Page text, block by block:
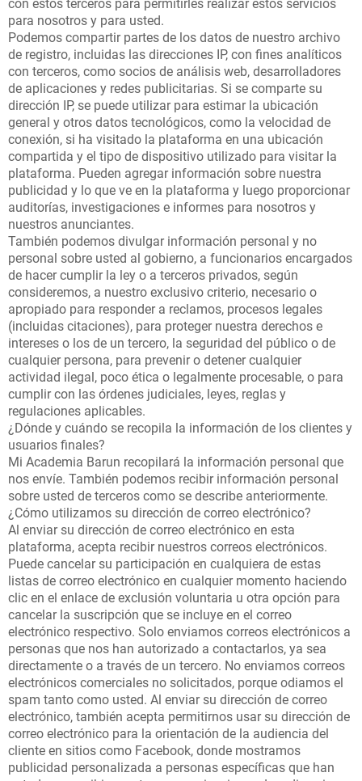
con estos terceros para permitirles realizar estos servicios
para nosotros y para usted.
Podemos compartir partes de los datos de nuestro archivo
de registro, incluidas las direcciones IP, con fines analíticos
con terceros, como socios de análisis web, desarrolladores
de aplicaciones y redes publicitarias. Si se comparte su
dirección IP, se puede utilizar para estimar la ubicación
general y otros datos tecnológicos, como la velocidad de
conexión, si ha visitado la plataforma en una ubicación
compartida y el tipo de dispositivo utilizado para visitar la
plataforma. Pueden agregar información sobre nuestra
publicidad y lo que ve en la plataforma y luego proporcionar
auditorías, investigaciones e informes para nosotros y
nuestros anunciantes.
También podemos divulgar información personal y no
personal sobre usted al gobierno, a funcionarios encargados
de hacer cumplir la ley o a terceros privados, según
consideremos, a nuestro exclusivo criterio, necesario o
apropiado para responder a reclamos, procesos legales
(incluidas citaciones), para proteger nuestra derechos e
intereses o los de un tercero, la seguridad del público o de
cualquier persona, para prevenir o detener cualquier
actividad ilegal, poco ética o legalmente procesable, o para
cumplir con las órdenes judiciales, leyes, reglas y
regulaciones aplicables.
¿Dónde y cuándo se recopila la información de los clientes y
usuarios finales?
Mi Academia Barun recopilará la información personal que
nos envíe. También podemos recibir información personal
sobre usted de terceros como se describe anteriormente.
¿Cómo utilizamos su dirección de correo electrónico?
Al enviar su dirección de correo electrónico en esta
plataforma, acepta recibir nuestros correos electrónicos.
Puede cancelar su participación en cualquiera de estas
listas de correo electrónico en cualquier momento haciendo
clic en el enlace de exclusión voluntaria u otra opción para
cancelar la suscripción que se incluye en el correo
electrónico respectivo. Solo enviamos correos electrónicos a
personas que nos han autorizado a contactarlos, ya sea
directamente o a través de un tercero. No enviamos correos
electrónicos comerciales no solicitados, porque odiamos el
spam tanto como usted. Al enviar su dirección de correo
electrónico, también acepta permitirnos usar su dirección de
correo electrónico para la orientación de la audiencia del
cliente en sitios como Facebook, donde mostramos
publicidad personalizada a personas específicas que han